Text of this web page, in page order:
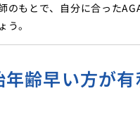
のもとで、自分に合った
。
齢早い方が